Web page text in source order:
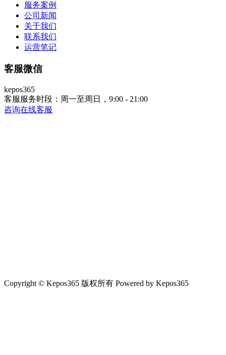
服务案例
公司新闻
关于我们
联系我们
运营笔记
客服微信
kepos365
客服服务时段：周一至周日，9:00 - 21:00
咨询在线客服
Copyright © Kepos365 版权所有 Powered by Kepos365